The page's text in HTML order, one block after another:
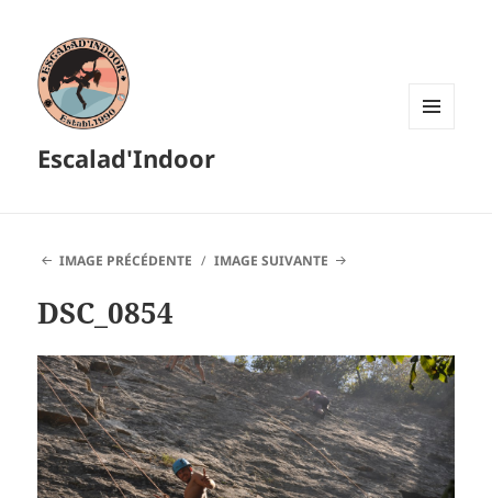
Escalad'Indoor
IMAGE PRÉCÉDENTE IMAGE SUIVANTE
DSC_0854